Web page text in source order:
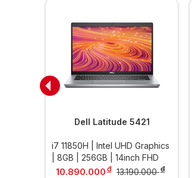
Dell Latitude 5421
i7 11850H | Intel UHD Graphics
| 8GB | 256GB | 14inch FHD
10.890.000 đ 13.190.000đ